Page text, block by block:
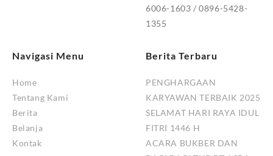
6006-1603 / 0896-5428-
1355
Navigasi Menu
Home
Tentang Kami
Berita
Belanja
Kontak
Berita Terbaru
PENGHARGAAN
KARYAWAN TERBAIK 2025
SELAMAT HARI RAYA IDUL
FITRI 1446 H
ACARA BUKBER DAN